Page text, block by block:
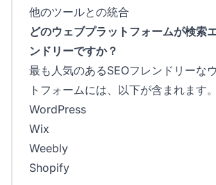
他のツールとの統合
どのウェブプラットフォームが検索
ンドリーですか？
最も人気のあるSEOフレンドリーな
トフォームには、以下が含まれます。
WordPress
Wix
Weebly
Shopify